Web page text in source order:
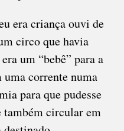
era criança ouvi de
circo que havia
um “bebê” para a
corrente numa
para que pudesse
também circular em